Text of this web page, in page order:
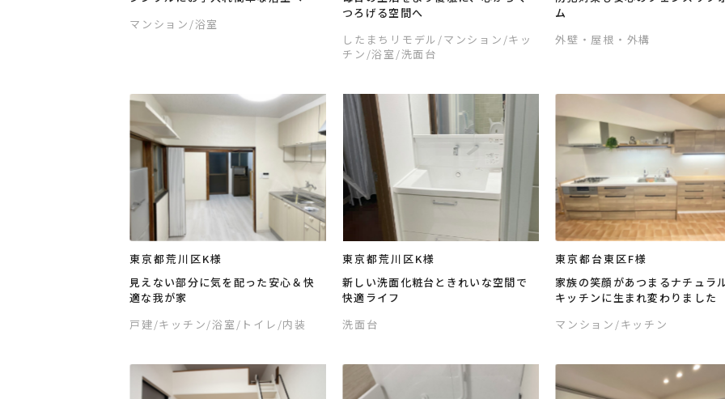
マンション /浴室
つろげる空間へ
したまちリモデル /マンション /キッ
チン /浴室 /洗面台
ム
外壁・屋根・外構
東京都荒川区K様
見えない部分に気を配った安心＆快
適な我が家
戸建/キッチン/浴室 /トイレ /内装
東京都荒川区K様
新しい洗面化粧台ときれいな空間で
快適ライフ
洗面台
東京都台東区F様
家族の笑顔があつまるナチュラ
キッチンに生まれ変わりました
マンション /キッチン